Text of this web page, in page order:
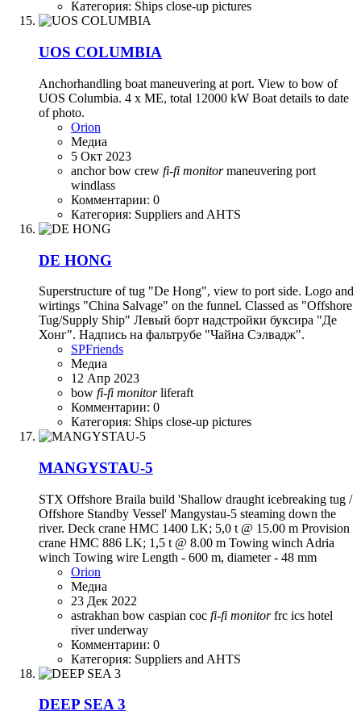
Категория: Ships close-up pictures
UOS COLUMBIA
Anchorhandling boat maneuvering at port. View to bow of
UOS Columbia. 4 x ME, total 12000 kW Boat details to date
of photo.
Orion
Медиа
5 Окт 2023
anchorbow crew fi-fi monitor maneuvering port
windlass
Комментарии: 0
Категория: Suppliers and AHTS
DE HONG
Superstructure of tug "De Hong", view to port side. Logo and
wirtings "China Salvage" on the funnel. Classed as "Offshore
Tug/Supply Ship" Левый борт надстройки буксира "Де
Хонг". Надпись на фальтрубе "Чайна Сэлвадж".
SPFriends
Медиа
12 Апр 2023
bow fi-fi monitor liferaft
Комментарии: 0
Категория: Ships close-up pictures
MANGYSTAU-5
STX Offshore Braila build 'Shallow draught icebreaking tug /
Offshore Standby Vessel' Mangystau-5 steaming down the
river. Deck crane HMC 1400 LK; 5,0 t @ 15.00 m Provision
crane HMC 886 LK; 1,5 t @ 8.00 m Towing winch Adria
winch Towing wire Length - 600 m, diameter - 48 mm
Orion
Медиа
23 Дек 2022
astrakhan bow caspian coc fi-fi monitor frc ics hotel
riverunderway
Комментарии: 0
Категория: Suppliers and AHTS
DEEP SEA 3